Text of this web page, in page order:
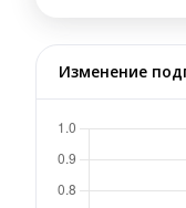
Изменение